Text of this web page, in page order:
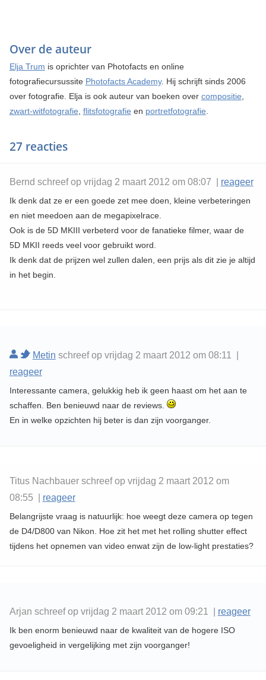
Over de auteur
Elja Trum is oprichter van Photofacts en online
fotografiecursussite Photofacts Academy. Hij schrijft sinds 2006
over fotografie. Elja is ook auteur van boeken over compositie
zwart-witfotografie flitsfotografie en portretfotografie
27 reacties
Bernd schreef op vrijdag 2 maart 2012 om 08:07 | reageer
Ik denk dat ze er een goede zet mee doen, kleine verbeteringen
en niet meedoen aan de megapixelrace.
Ook is de 5D MKIII verbeterd voor de fanatieke filmer, waar de
5D MKII reeds veel voor gebruikt word.
Ik denk dat de prijzen wel zullen dalen, een prijs als dit zie je altijd
in het begin.
Metin schreef op vrijdag 2 maart 2012 om 08:11 |
reageer
Interessante camera, gelukkig heb ik geen haast om het aan te
schaffen. Ben benieuwd naar de reviews.
En in welke opzichten hij beter is dan zijn voorganger.
Titus Nachbauer schreef op vrijdag 2 maart 2012 om
08:55 | reageer
Belangrijste vraag is natuurlijk: hoe weegt deze camera op tegen
de D4/D800 van Nikon. Hoe zit het met het rolling shutter effect
tijdens het opnemen van video enwat zijn de low-light prestaties?
Arjan schreef op vrijdag 2 maart 2012 om 09:21 | reageer
Ik ben enorm benieuwd naar de kwaliteit van de hogere ISO
gevoeligheid in vergelijking met zijn voorganger!